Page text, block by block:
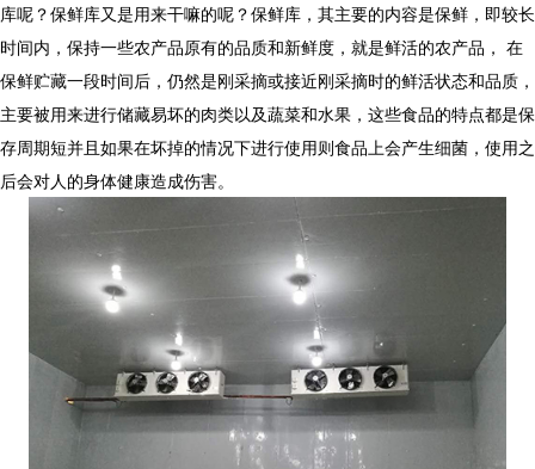
库呢？保鲜库又是用来干嘛的呢？保鲜库，其主要的内容是保鲜，即较长
时间内，保持一些农产品原有的品质和新鲜度，就是鲜活的农产品， 在
保鲜贮藏一段时间后，仍然是刚采摘或接近刚采摘时的鲜活状态和品质，
主要被用来进行储藏易坏的肉类以及蔬菜和水果，这些食品的特点都是保
存周期短并且如果在坏掉的情况下进行使用则食品上会产生细菌，使用之
后会对人的身体健康造成伤害。